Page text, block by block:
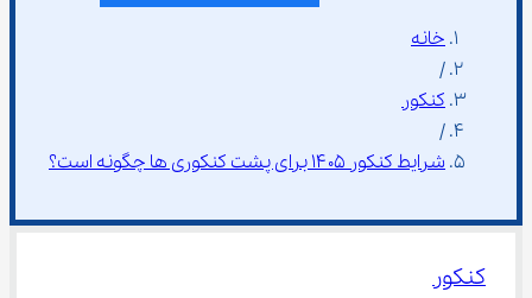
خانه
/
کنکور
/
شرایط کنکور ۱۴۰۵ برای پشت کنکوری ها چگونه است؟
کنکور